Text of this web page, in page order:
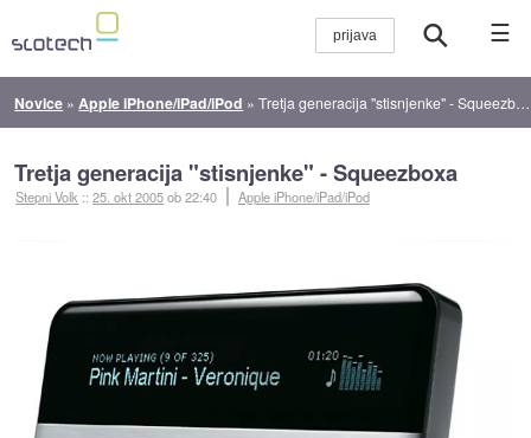
☰
Novice » Apple iPhone/iPad/iPod »Tretja generacija "stisnjenke" - Squeezboxa
Tretja generacija "stisnjenke" - Squeezboxa
Stepni Volk ::25. okt 2005ob 22:40 Apple iPhone/iPad/iPod